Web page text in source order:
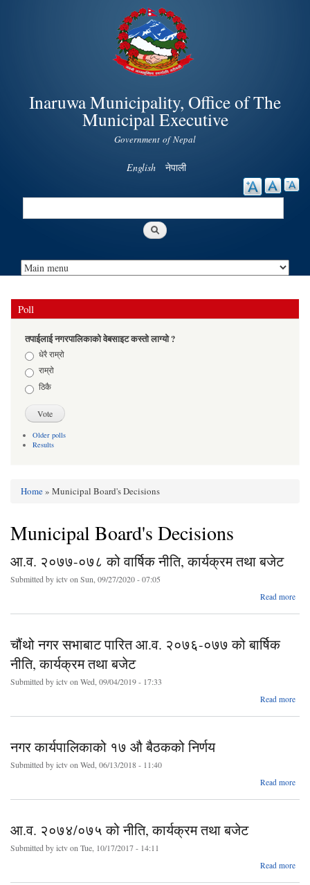
Skip to
main
content
Inaruwa Municipality, Office of The
Municipal Executive
Government of Nepal
English नेपाली
Search
Poll
तपाईलाई नगरपालिकाको वेबसाइट कस्तो लाग्यो ?
Choicesधेरै राम्रो
राम्रो
ठिकै
Older polls
Results
You are here
Home» Municipal Board's Decisions
Municipal Board's Decisions
आ.व. २०७७-०७८ को वार्षिक नीति, कार्यक्रम तथा बजेट
Submitted byictvon Sun, 09/27/2020 - 07:05
Read more
चौंथो नगर सभाबाट पारित आ.व. २०७६-०७७ को बार्षिक
नीति, कार्यक्रम तथा बजेट
Submitted byictvon Wed, 09/04/2019 - 17:33
Read more
नगर कार्यपालिकाको १७ औ बैठकको निर्णय
Submitted byictvon Wed, 06/13/2018 - 11:40
Read more
आ.व. २०७४/०७५ को नीति, कार्यक्रम तथा बजेट
Submitted byictvon Tue, 10/17/2017 - 14:11
Read more